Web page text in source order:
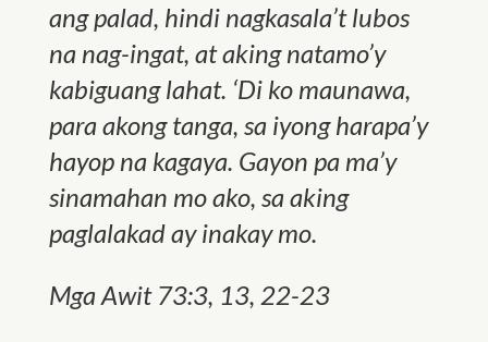
ang palad, hindi nagkasala’t lubos
na nag-ingat, at aking natamo’y
kabiguang lahat. ‘Di ko maunawa,
para akong tanga, sa iyong harapa’y
hayop na kagaya. Gayon pa ma’y
sinamahan mo ako, sa aking
paglalakad ay inakay mo.
Mga Awit 73:3, 13, 22-23